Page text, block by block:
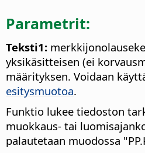
Parametrit:
Teksti1:
yksikäsitteisen (ei
määrityksen. Voidaan
esitysmuotoa.
Funktio lukee tiedoston
muokkaus- tai
palautetaan muodossa